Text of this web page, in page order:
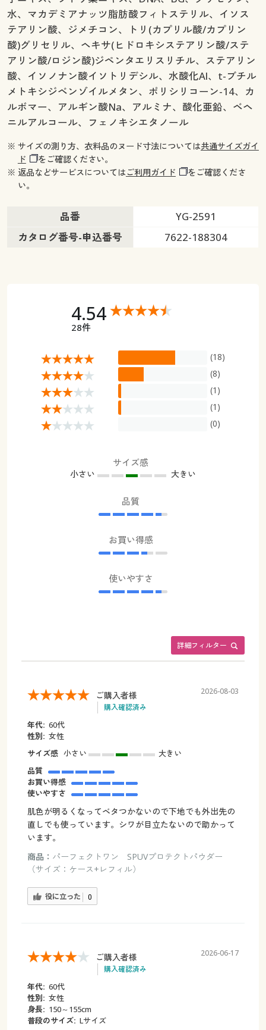
水、マカデミアナッツ脂肪酸フィトステリル、イソス
テアリン酸、ジメチコン、トリ(カプリル酸/カプリン
酸)グリセリル、ヘキサ(ヒドロキシステアリン酸/ステ
アリン酸/ロジン酸)ジペンタエリスリチル、ステアリン
酸、イソノナン酸イソトリデシル、水酸化Al、t-ブチル
メトキシジベンゾイルメタン、ポリシリコーン-14、カ
ルボマー、アルギン酸Na、アルミナ、酸化亜鉛、ベヘ
ニルアルコール、フェノキシエタノール
※ サイズの測り方、衣料品のヌード寸法については共通サイズガイ
ド
をご確認ください。
※ 返品などサービスについてはご利用ガイド
をご確認くださ
い。
品番
YG-2591
カタログ番号-申込番号
7622-188304
4.54
28件
(18)
(8)
(1)
(1)
(0)
サイズ感
小さい 大きい
品質
お買い得感
使いやすさ
詳細フィルター
ご購入者様
購入確認済み
2026-08-03
年代: 60代
性別: 女性
サイズ感 小さい
大きい
品質
お買い得感
使いやすさ
肌色が明るくなってベタつかないので下地でも外出先の
直しでも使っています。シワが目立たないので助かって
います。
商品： パーフェクトワン SPUVプロテクトパウダー
（サイズ：ケース+レフィル）
役に立った 0
ご購入者様
購入確認済み
2026-06-17
年代: 60代
性別: 女性
身長: 150～155cm
普段のサイズ: Lサイズ